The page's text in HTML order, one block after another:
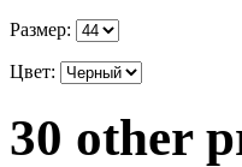
Размер:
Цвет:
30 other